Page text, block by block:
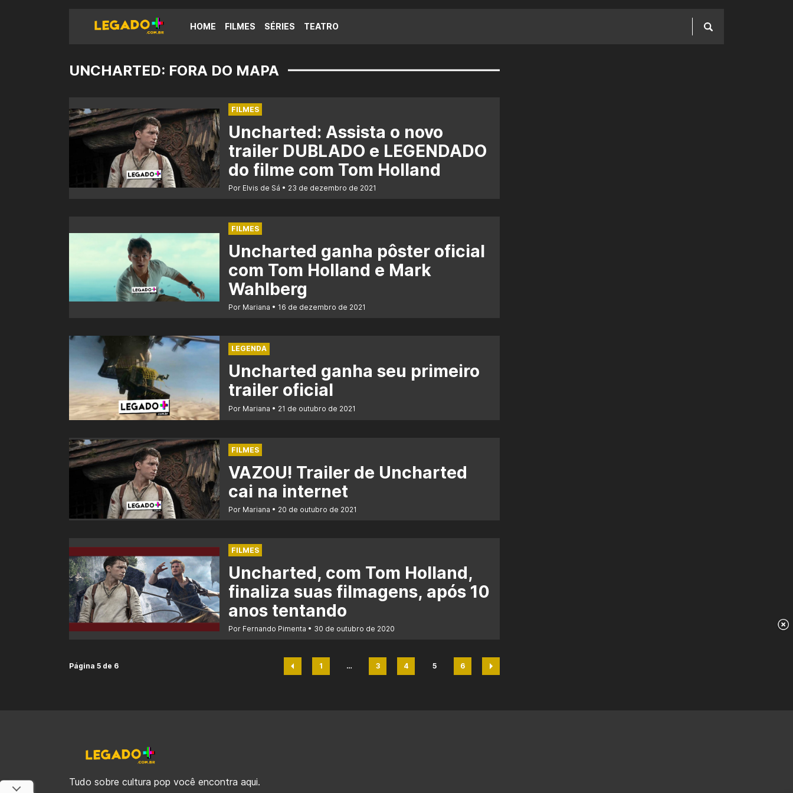
HOME FILMES SÉRIES TEATRO
UNCHARTED: FORA DO MAPA
FILMES
Uncharted: Assista o novo
trailer DUBLADO e LEGENDADO
do filme com Tom Holland
Por Elvis de Sá 23 de dezembro de 2021
FILMES
Uncharted ganha pôster oficial
com Tom Holland e Mark
Wahlberg
Por Mariana 16 de dezembro de 2021
LEGENDA
Uncharted ganha seu primeiro
trailer oficial
Por Mariana 21 de outubro de 2021
FILMES
VAZOU! Trailer de Uncharted
cai na internet
Por Mariana 20 de outubro de 2021
FILMES
Uncharted, com Tom Holland,
finaliza suas filmagens, após 10
anos tentando
Por Fernando Pimenta 30 de outubro de 2020
Página 5 de 6
Página
1
…
Página
3
Página
4
Página
5
Página
6
Tudo sobre cultura pop você encontra aqui.